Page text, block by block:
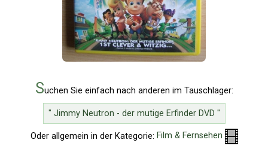
Suchen Sie einfach nach anderen im Tauschlager:
" Jimmy Neutron - der mutige Erfinder DVD "
Oder allgemein in der Kategorie: Film & Fernsehen